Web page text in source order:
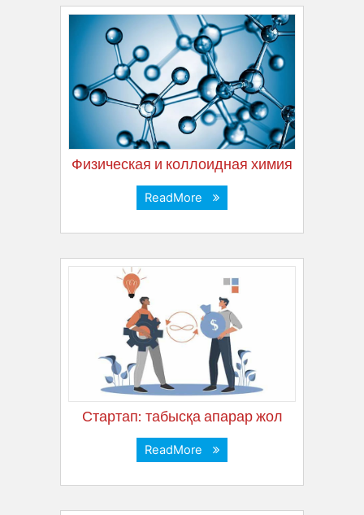
Физическая и коллоидная химия
ReadMore
Стартап: табысқа апарар жол
ReadMore